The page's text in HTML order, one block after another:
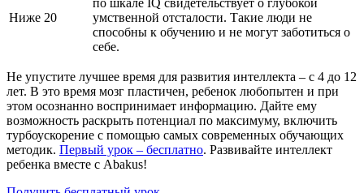
Ниже 20
по шкале IQ свидетельствует о глубокой
умственной отсталости. Такие люди не
способны к обучению и не могут заботиться о
себе.
Не упустите лучшее время для развития интеллекта – с 4 до 12
лет. В это время мозг пластичен, ребенок любопытен и при
этом осознанно воспринимает информацию. Дайте ему
возможность раскрыть потенциал по максимуму, включить
турбоускорение с помощью самых современных обучающих
методик. Первый урок – бесплатно. Развивайте интеллект
ребенка вместе с Abakus!